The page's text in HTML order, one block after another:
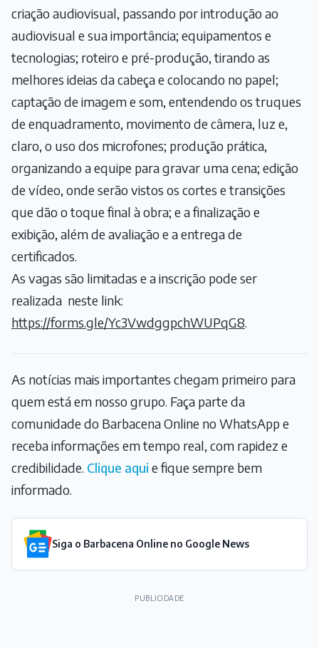
criação audiovisual, passando por introdução ao
audiovisual e sua importância; equipamentos e
tecnologias; roteiro e pré-produção, tirando as
melhores ideias da cabeça e colocando no papel;
captação de imagem e som, entendendo os truques
de enquadramento, movimento de câmera, luz e,
claro, o uso dos microfones; produção prática,
organizando a equipe para gravar uma cena; edição
de vídeo, onde serão vistos os cortes e transições
que dão o toque final à obra; e a finalização e
exibição, além de avaliação e a entrega de
certificados.
As vagas são limitadas e a inscrição pode ser
realizada neste link:
https://forms.gle/Yc3VwdggpchWUPqG8.
As notícias mais importantes chegam primeiro para
quem está em nosso grupo. Faça parte da
comunidade do Barbacena Online no WhatsApp e
receba informações em tempo real, com rapidez e
credibilidade. Clique aqui e fique sempre bem
informado.
Siga o Barbacena Online no Google News
PUBLICIDADE